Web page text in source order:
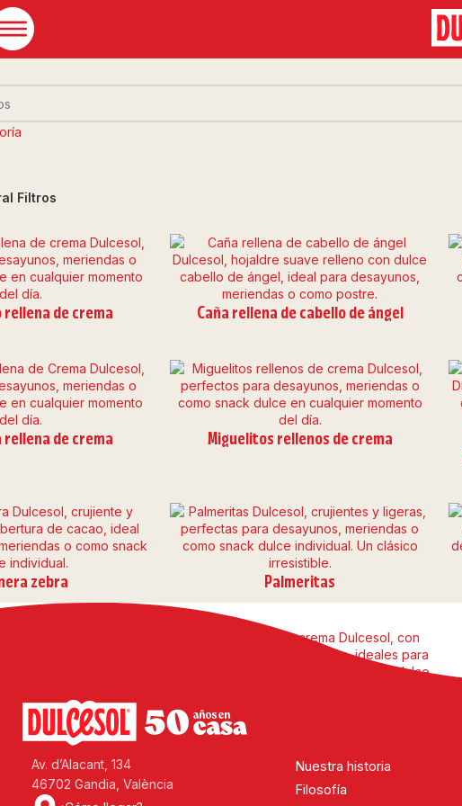
Filtros
rellena de crema Caña rellena de cabello de ángel
rellena de crema Miguelitos rellenos de crema
zebra Palmeritas
de cabello de ángel Triángulos sabor crema
Av. d’Alacant, 134
46702 Gandia, València
Nuestra historia
Filosofía